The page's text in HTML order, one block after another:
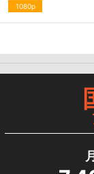
1080p